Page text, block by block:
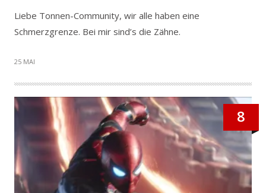
Liebe Tonnen-Community, wir alle haben eine
Schmerzgrenze. Bei mir sind’s die Zähne.
25 MAI
8